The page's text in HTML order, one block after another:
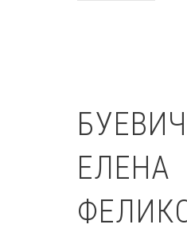
БУЕВИЧ
ЕЛЕНА